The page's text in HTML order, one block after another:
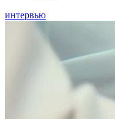
интервью